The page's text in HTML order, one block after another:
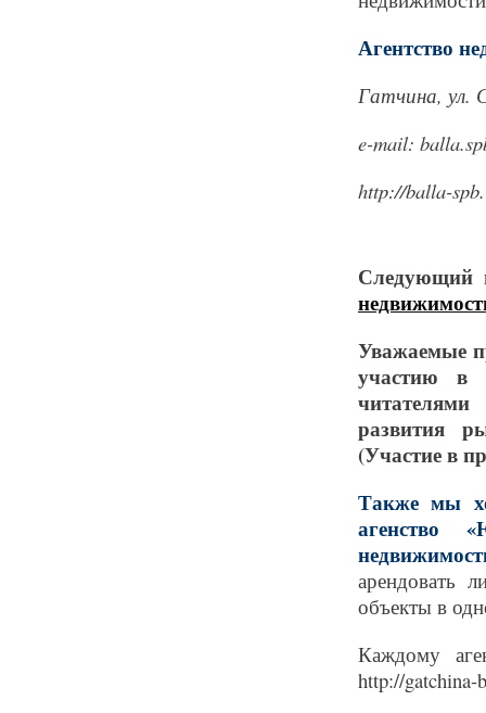
Агентство
Гатчина, ул.
e-mail:
http://balla-
Следующий
Уважаемые
участию в
развития
(Участие в
Также мы
агенство
арендовать
объекты в
Каждому
http://gatchina-